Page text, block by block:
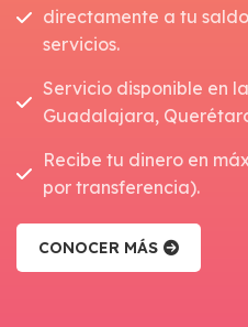
directamente a tu
servicios.
Servicio disponible en
Guadalajara,
Recibe tu dinero en
por transferencia).
CONOCER MÁS